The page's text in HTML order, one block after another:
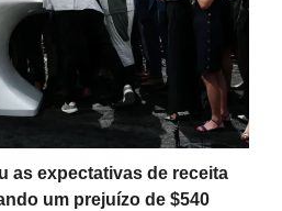
as expectativas de receita
um prejuízo de $540